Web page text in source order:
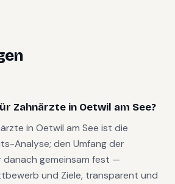
Zahnärzte in Oetwil am See?
in Oetwil am See ist die
Analyse; den Umfang der
danach gemeinsam fest —
und Ziele, transparent und